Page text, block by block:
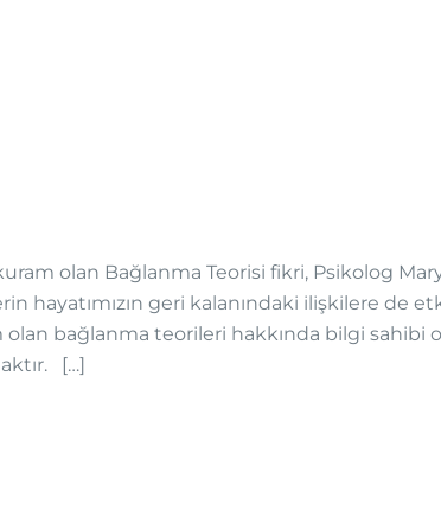
olan Bağlanma Teorisi fikri, Psikolog
geri kalanındaki ilişkilere de
olan bağlanma teorileri hakkında bilgi
[…]